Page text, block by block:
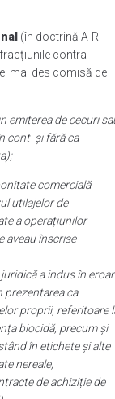
(în doctrină A-R
contra
mai des comisă de
emiterea de cecuri
cont și fără ca
comercială
utilajelor de
a operațiunilor
aveau înscrise
a indus în
prezentarea ca
proprii, referitoare
biocidă, precum și
în etichete și alte
nereale,
de achiziție de